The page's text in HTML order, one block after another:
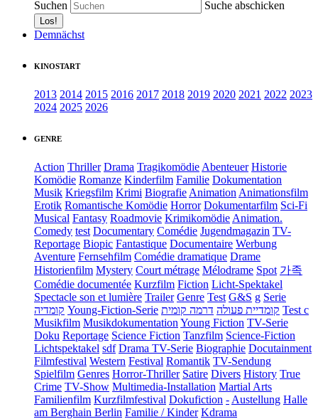
Suchen Suche abschicken
Demnächst
KINOSTART
2013 2014 2015 2016 2017 2018 2019 2020 2021 2022 2023
2024 2025 2026
GENRE
Action Thriller Drama Tragikomödie Abenteuer Historie
Komödie Romanze Kinderfilm Familie Dokumentation
Musik Kriegsfilm Krimi Biografie Animation Animationsfilm
Erotik Romantische Komödie Horror Dokumentarfilm Sci-Fi
Musical Fantasy Roadmovie Krimikomödie Animation.
Comedy test Documentary Comédie Jugendmagazin TV-
Reportage Biopic Fantastique Documentaire Werbung
Aventure Fernsehfilm Comédie dramatique Drame
Historienfilm Mystery Court métrage Mélodrame Spot 가족
Comédie documentée Kurzfilm Fiction Licht-Spektakel
Spectacle son et lumière Trailer Genre Test G&S g Serie
קומדיה Young-Fiction-Serie קומדיית פעולה דרמה קומית
Test c
Musikfilm Musikdokumentation Young Fiction TV-Serie
Doku Reportage Science Fiction Tanzfilm Science-Fiction
Lichtspektakel sdf Drama TV-Serie Biographie Docutainment
Filmfestival Western Festival Romantik TV-Sendung
Spielfilm Genres Horror-Thriller Satire Divers History True
Crime TV-Show Multimedia-Installation Martial Arts
Familienfilm Kurzfilmfestival Dokufiction - Austellung Halle
am Berghain Berlin Familie / Kinder Kdrama